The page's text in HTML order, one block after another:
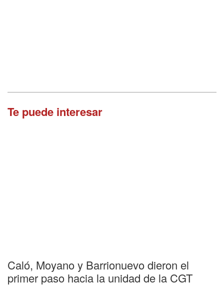
Te puede interesar
Caló, Moyano y Barrionuevo dieron el
primer paso hacia la unidad de la CGT